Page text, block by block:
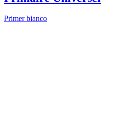
Primer bianco